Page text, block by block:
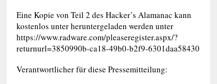
Eine Kopie von Teil 2 des Hacker’s Alamanac kann
kostenlos unter heruntergeladen werden unter
https://www.radware.com/pleaseregister.aspx/?
returnurl=3850990b-ca18-49b0-b2f9-6301daa58430
Verantwortlicher für diese Pressemitteilung: